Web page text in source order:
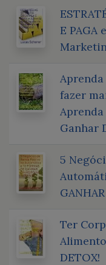
E PAGA
Aprenda
fazer
Aprenda
Ganhar
5
Ter
DETOX!